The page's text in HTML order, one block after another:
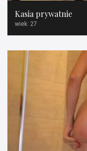
Kasia prywatnie
wiek: 27